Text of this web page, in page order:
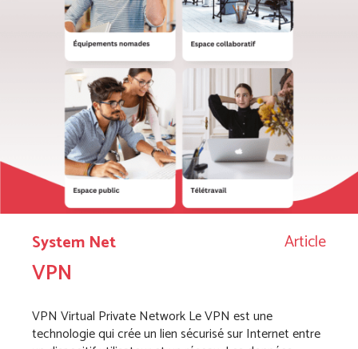
System Net Article
VPN
VPN Virtual Private Network Le VPN est une
technologie qui crée un lien sécurisé sur Internet entre